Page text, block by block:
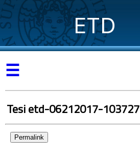
ETD
☰
Tesi etd-06212017-103727
Permalink